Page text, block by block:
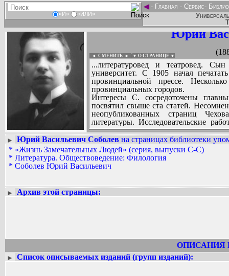
«И» «ИЛИ»
◄- Главная - Сервис-
Юрий
◄ СМЕНИТЬ ► ▼ О СТРАНИЦЕ ▼
...литературовед и театровед.
университет. С 1905 начал
провинциальной прессе.
провинциальных городов.
Интересы С. сосредоточены
посвятил свыше ста статей.
неопубликованных страниц
литературы. Исследовательские
страдают невыдержанностью точки
театральных рецензентов и
С. принадлежат пьесы: «Униженные
собой переработку одноименных
Вадим Ершов...
...
► Юрий Васильевич Соболев на страницах библиотеки
* «Жизнь Замечательных Людей» (серия, выпуски С-С)
* Литература. Обществоведение: Филология
* Соболев Юрий Васильевич
► Архив этой страницы:
ОПИСАНИЯ
► Список описываемых изданий (групп изданий):